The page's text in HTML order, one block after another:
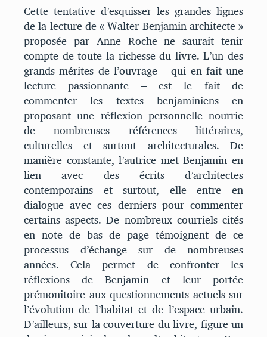
Cette tentative d’esquisser les grandes lignes
de la lecture de « Walter Benjamin architecte »
proposée par Anne Roche ne saurait tenir
compte de toute la richesse du livre. L’un des
grands mérites de l’ouvrage – qui en fait une
lecture passionnante – est le fait de
commenter les textes benjaminiens en
proposant une réflexion personnelle nourrie
de nombreuses références littéraires,
culturelles et surtout architecturales. De
manière constante, l’autrice met Benjamin en
lien avec des écrits d’architectes
contemporains et surtout, elle entre en
dialogue avec ces derniers pour commenter
certains aspects. De nombreux courriels cités
en note de bas de page témoignent de ce
processus d’échange sur de nombreuses
années. Cela permet de confronter les
réflexions de Benjamin et leur portée
prémonitoire aux questionnements actuels sur
l’évolution de l’habitat et de l’espace urbain.
D’ailleurs, sur la couverture du livre, figure un